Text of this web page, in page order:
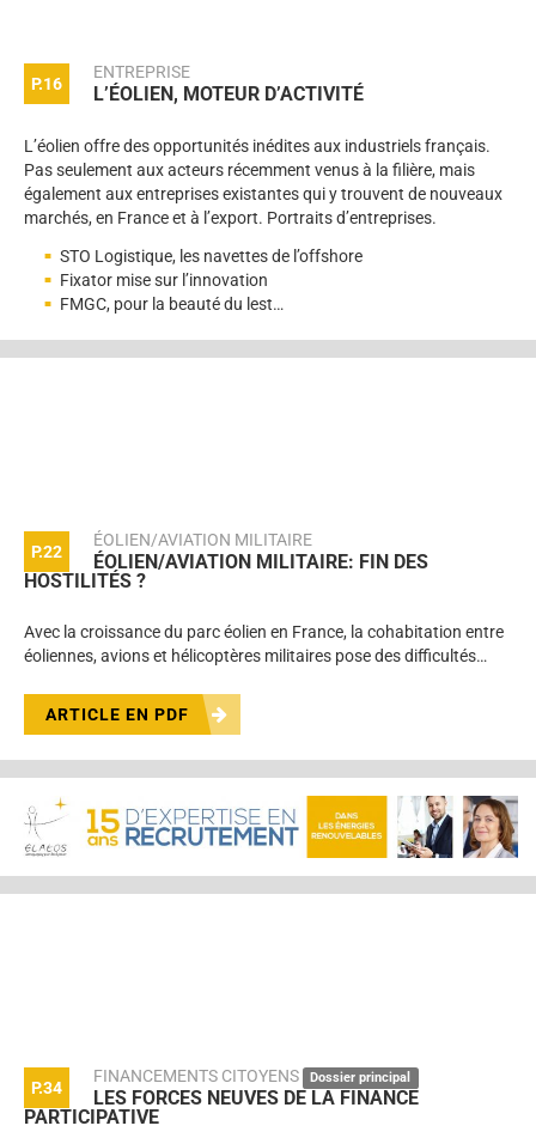
P.16
ENTREPRISE
L’ÉOLIEN, MOTEUR D’ACTIVITÉ
L’éolien offre des opportunités inédites aux industriels français.
Pas seulement aux acteurs récemment venus à la filière, mais
également aux entreprises existantes qui y trouvent de nouveaux
marchés, en France et à l’export. Portraits d’entreprises.
STO Logistique, les navettes de l’offshore
Fixator mise sur l’innovation
FMGC, pour la beauté du lest…
P.22
ÉOLIEN/AVIATION MILITAIRE
ÉOLIEN/AVIATION MILITAIRE: FIN DES
HOSTILITÉS ?
Avec la croissance du parc éolien en France, la cohabitation entre
éoliennes, avions et hélicoptères militaires pose des difficultés…
ARTICLE EN PDF
P.34
FINANCEMENTS CITOYENS Dossier principal
LES FORCES NEUVES DE LA FINANCE
PARTICIPATIVE